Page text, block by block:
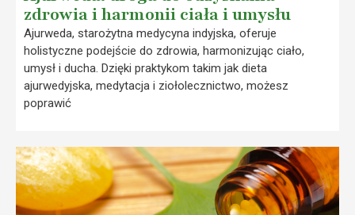
zdrowia i harmonii ciała i umysłu
Ajurweda, starożytna medycyna indyjska, oferuje
holistyczne podejście do zdrowia, harmonizując ciało,
umysł i ducha. Dzięki praktykom takim jak dieta
ajurwedyjska, medytacja i ziołolecznictwo, możesz
poprawić